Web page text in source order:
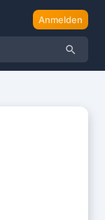
Anmelden